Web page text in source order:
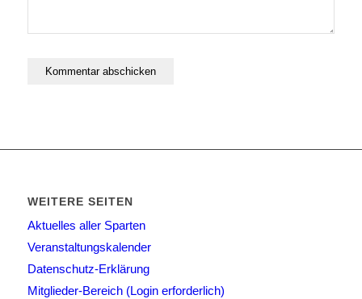
WEITERE SEITEN
Aktuelles aller Sparten
Veranstaltungskalender
Datenschutz-Erklärung
Mitglieder-Bereich (Login erforderlich)